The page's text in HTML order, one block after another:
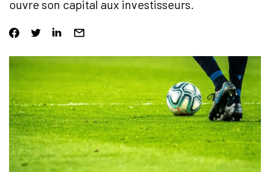
ouvre son capital aux investisseurs.